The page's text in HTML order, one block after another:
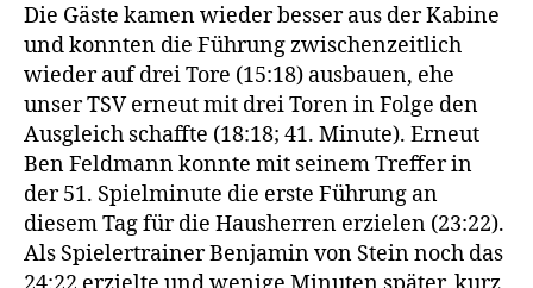
Die Gäste kamen wieder besser aus der Kabine
und konnten die Führung zwischenzeitlich
wieder auf drei Tore (15:18) ausbauen, ehe
unser TSV erneut mit drei Toren in Folge den
Ausgleich schaffte (18:18; 41. Minute). Erneut
Ben Feldmann konnte mit seinem Treffer in
der 51. Spielminute die erste Führung an
diesem Tag für die Hausherren erzielen (23:22).
Als Spielertrainer Benjamin von Stein noch das